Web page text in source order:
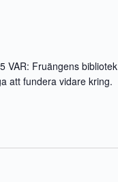
VAR: Fruängens bibliotek
att fundera vidare kring.